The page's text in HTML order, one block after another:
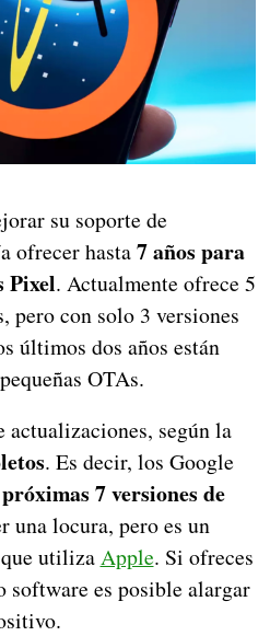
su soporte de
ofrecer hasta7 años para
Pixel. Actualmente ofrece 5
pero con solo 3 versiones
últimos dos años están
OTAs.
actualizaciones, según la
. Es decir, los Google
7 versiones de
una locura, pero es un
utilizaApple. Si ofreces
software es posible alargar